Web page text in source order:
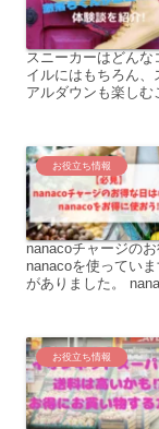
スニーカーはどん
イルにはもちろん、
アルダウンも楽しむ
お役立ち情報
nanacoチャージの
nanacoを使ってい
がありました。
お役立ち情報